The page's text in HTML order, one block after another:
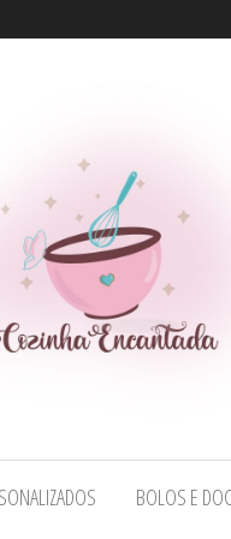
BOLOS E